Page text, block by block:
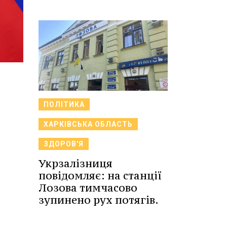
ПОЛІТИКА
ХАРКІВСЬКА ОБЛАСТЬ
ЗДОРОВ'Я
Укрзалізниця
повідомляє: на станції
Лозова тимчасово
зупинено рух потягів.